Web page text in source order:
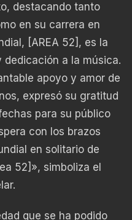
destacando tanto
en su carrera en
[AREA 52], es la
a la música.
apoyo y amor de
expresó su gratitud
para su público
con los brazos
en solitario de
52]», simboliza el
que se ha podido